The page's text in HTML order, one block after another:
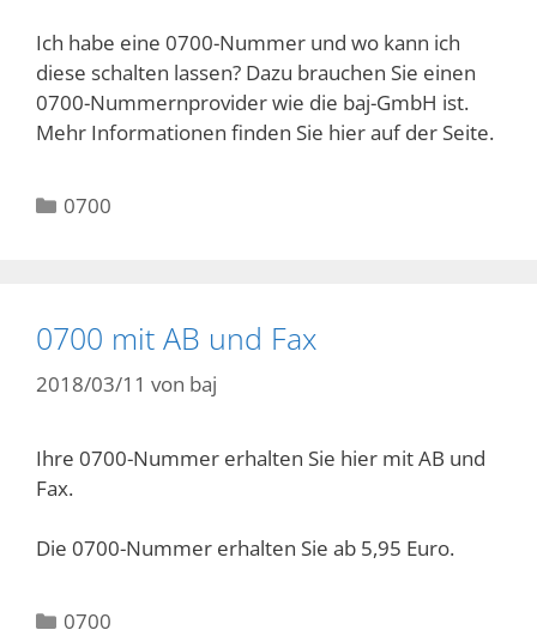
Ich habe eine 0700-Nummer und wo kann ich
diese schalten lassen? Dazu brauchen Sie einen
0700-Nummernprovider wie die baj-GmbH ist.
Mehr Informationen finden Sie hier auf der Seite.
Kategorien
0700
0700 mit AB und Fax
2018/03/11 von baj
Ihre 0700-Nummer erhalten Sie hier mit AB und
Fax.
Die 0700-Nummer erhalten Sie ab 5,95 Euro.
Kategorien
0700